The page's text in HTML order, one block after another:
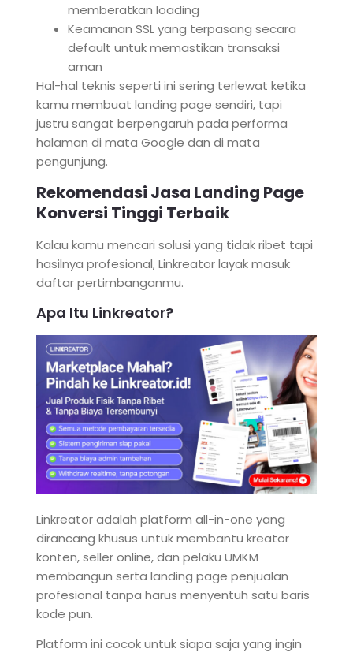
memberatkan loading
Keamanan SSL yang terpasang secara
default untuk memastikan transaksi
aman
Hal-hal teknis seperti ini sering terlewat ketika
kamu membuat landing page sendiri, tapi
justru sangat berpengaruh pada performa
halaman di mata Google dan di mata
pengunjung.
Rekomendasi Jasa Landing Page
Konversi Tinggi Terbaik
Kalau kamu mencari solusi yang tidak ribet tapi
hasilnya profesional, Linkreator layak masuk
daftar pertimbanganmu.
Apa Itu Linkreator?
Linkreator adalah platform all-in-one yang
dirancang khusus untuk membantu kreator
konten, seller online, dan pelaku UMKM
membangun serta landing page penjualan
profesional tanpa harus menyentuh satu baris
kode pun.
Platform ini cocok untuk siapa saja yang ingin